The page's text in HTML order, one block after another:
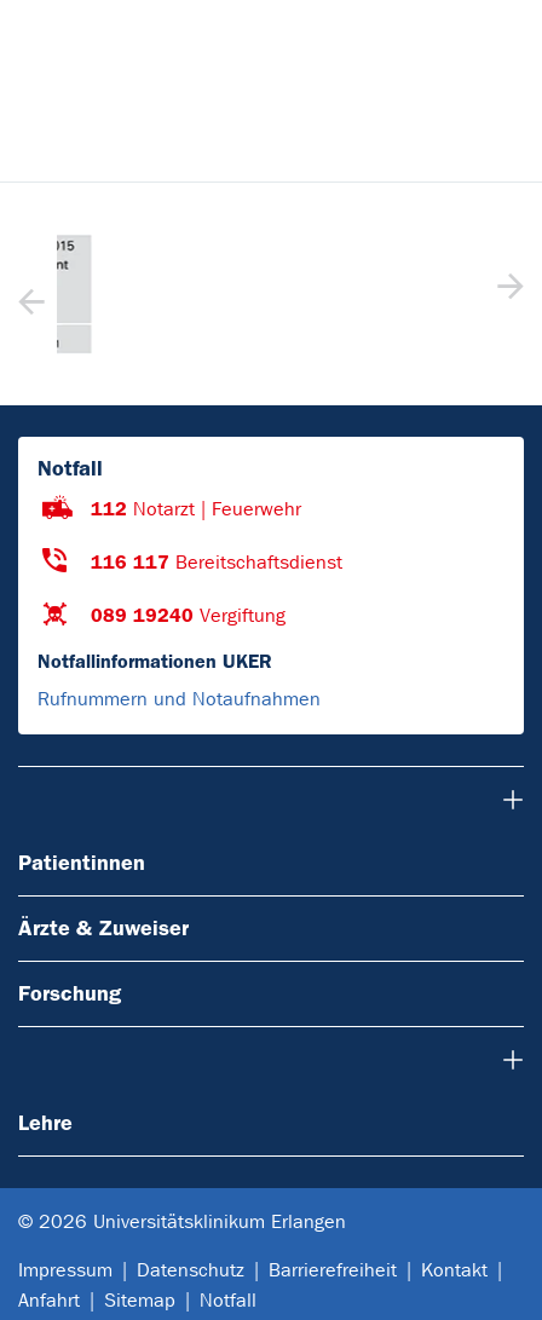
Notfall
112 Notarzt | Feuerwehr
116 117 Bereitschaftsdienst
089 19240 Vergiftung
Notfallinformationen UKER
Rufnummern und Notaufnahmen
Patientinnen
Ärzte & Zuweiser
Forschung
Lehre
© 2026 Universitätsklinikum Erlangen
Impressum Datenschutz Barrierefreiheit
Kontakt
Anfahrt
Sitemap Notfall